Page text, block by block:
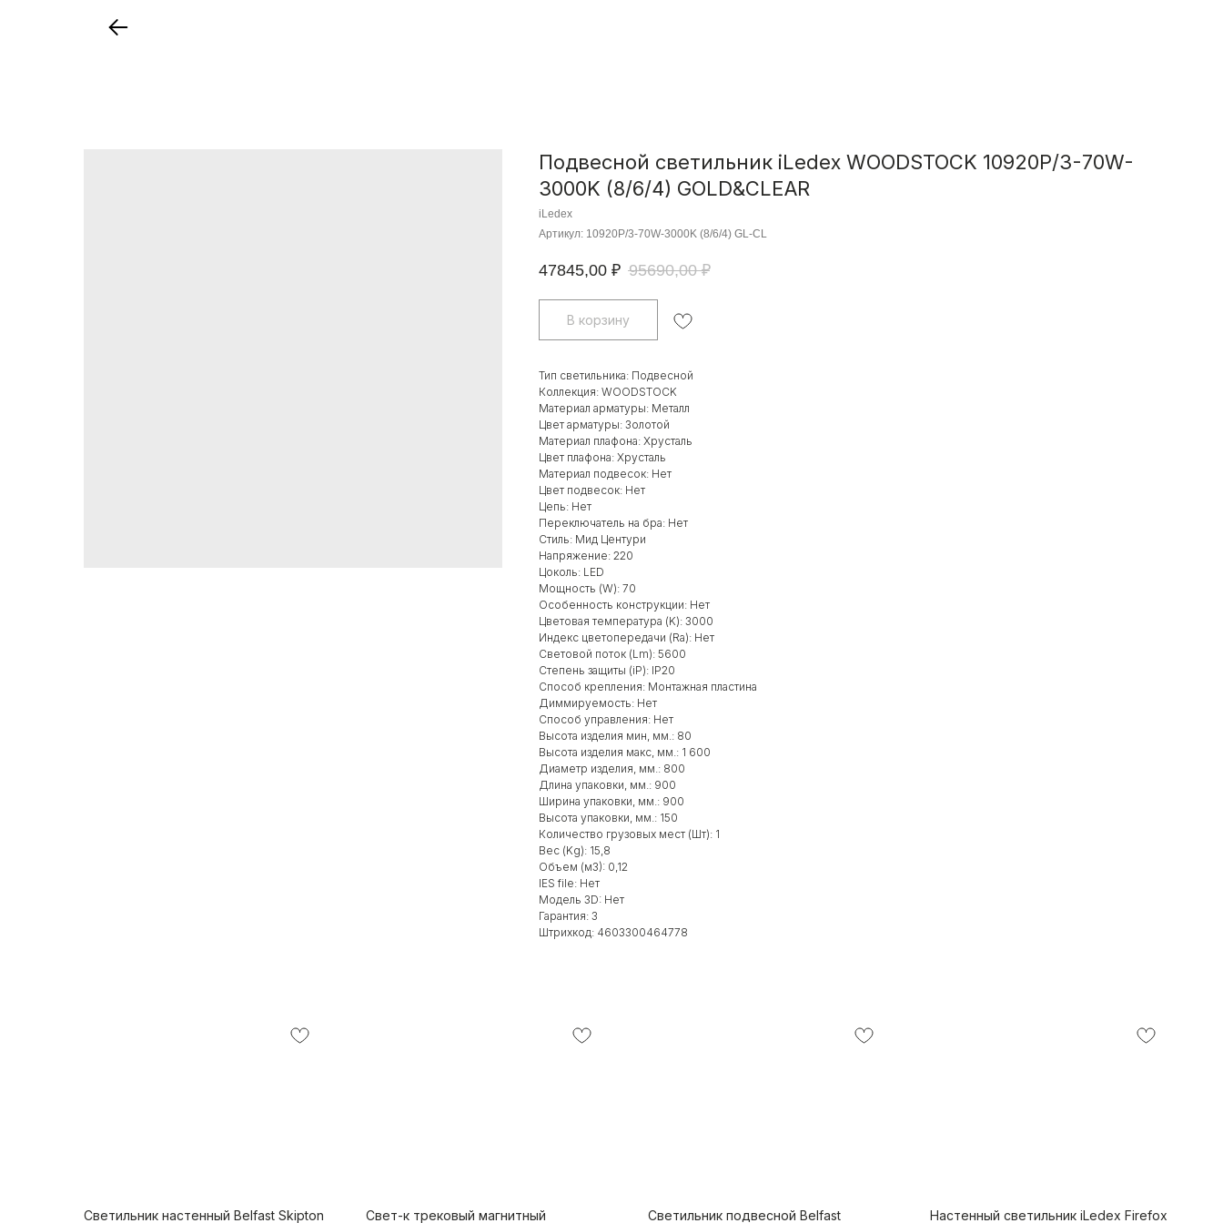
Подвесной светильник iLedex WOODSTOCK 10920P/3-70W-
3000K (8/6/4) GOLD&CLEAR
iLedex
Артикул: 10920P/3-70W-3000K (8/6/4) GL-CL
47845,00 ₽ 95690,00 ₽
В корзину
Тип светильника: Подвесной
Коллекция: WOODSTOCK
Материал арматуры: Металл
Цвет арматуры: Золотой
Материал плафона: Хрусталь
Цвет плафона: Хрусталь
Материал подвесок: Нет
Цвет подвесок: Нет
Цепь: Нет
Переключатель на бра: Нет
Стиль: Мид Центури
Напряжение: 220
Цоколь: LED
Мощность (W): 70
Особенность конструкции: Нет
Цветовая температура (K): 3000
Индекс цветопередачи (Ra): Нет
Световой поток (Lm): 5600
Степень защиты (iP): IP20
Способ крепления: Монтажная пластина
Диммируемость: Нет
Способ управления: Нет
Высота изделия мин, мм.: 80
Высота изделия макс, мм.: 1 600
Диаметр изделия, мм.: 800
Длина упаковки, мм.: 900
Ширина упаковки, мм.: 900
Высота упаковки, мм.: 150
Количество грузовых мест (Шт): 1
Вес (Kg): 15,8
Объем (м3): 0,12
IES file: Нет
Модель 3D: Нет
Гарантия: 3
Штрихкод: 4603300464778
Светильник настенный Belfast Skipton Свет-к трековый магнитный Светильник подвесной Belfast Настенный светильник iLedex Firefox